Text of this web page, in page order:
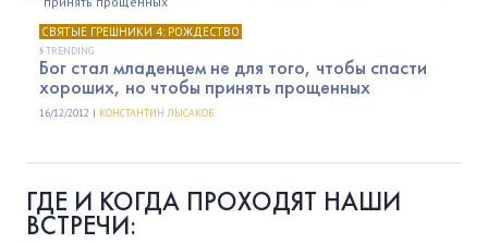
СВЯТЫЕ ГРЕШНИКИ 4: РОЖДЕСТВО
TRENDING
Бог стал младенцем не для того, чтобы спасти
хороших, но чтобы принять прощенных
16/12/2012 | КОНСТАНТИН ЛЫСАКОВ
ГДЕ И КОГДА ПРОХОДЯТ НАШИ
ВСТРЕЧИ: